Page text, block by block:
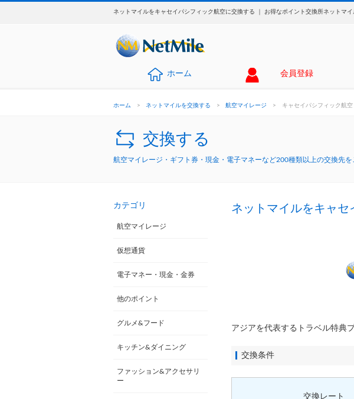
ネットマイルをキャセイパシフィック航空に交換する ｜ お得なポイント交換所ネットマイ
ホーム 会員登録
ホーム > ネットマイルを交換する > 航空マイレージ > キャセイパシフィック航空
交換する
航空マイレージ・ギフト券・現金・電子マネーなど200種類以上の交換先を
カテゴリ
航空マイレージ
仮想通貨
電子マネー・現金・金券
他のポイント
グルメ&フード
キッチン&ダイニング
ファッション&アクセサリ
ー
ネットマイルをキャセ
アジアを代表するトラベル特典
交換条件
交換レート